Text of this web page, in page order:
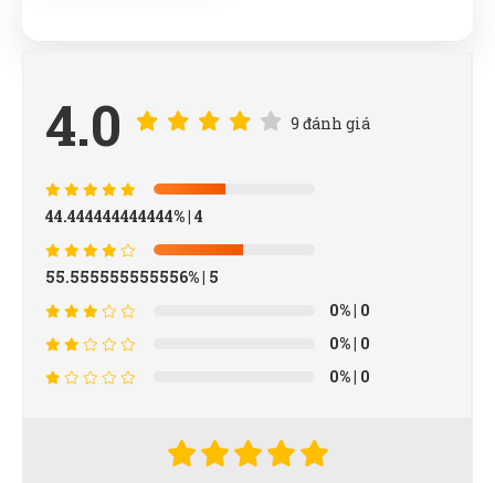
4.0 9 đánh giá
44.444444444444%| 4
55.555555555556%| 5
0%| 0
0%| 0
0%| 0